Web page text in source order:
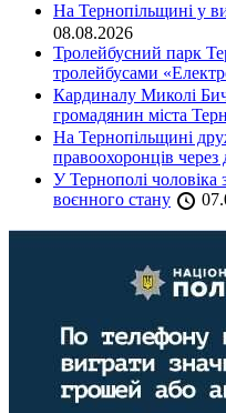
На Тернопільщині у
08.08.2026
Тролейбусний парк
тролейбусами
Кардиналу Миколі
громадянин міста
На Тернопільщині
правоохоронців через
У Тернополі чоловіка
воєнного стану